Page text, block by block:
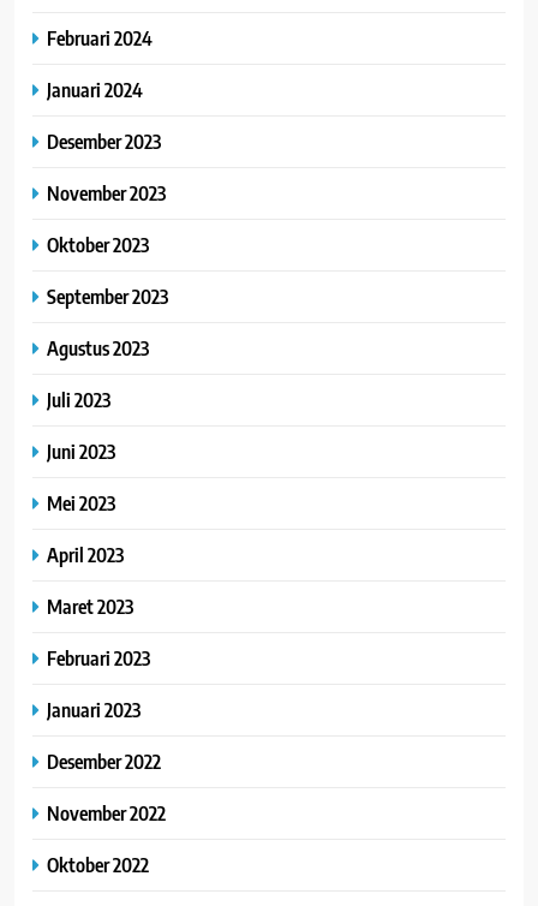
Februari 2024
Januari 2024
Desember 2023
November 2023
Oktober 2023
September 2023
Agustus 2023
Juli 2023
Juni 2023
Mei 2023
April 2023
Maret 2023
Februari 2023
Januari 2023
Desember 2022
November 2022
Oktober 2022